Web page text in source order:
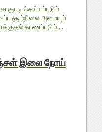
செய்யப்படும்
சூழ்நிலை அமையும்
காணப்படும்....
மஞ்சள் இலை நோய்